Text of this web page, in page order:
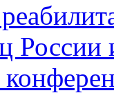
России